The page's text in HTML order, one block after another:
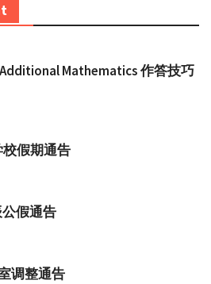
Additional Mathematics 作答技巧
假期通告
假通告
调整通告